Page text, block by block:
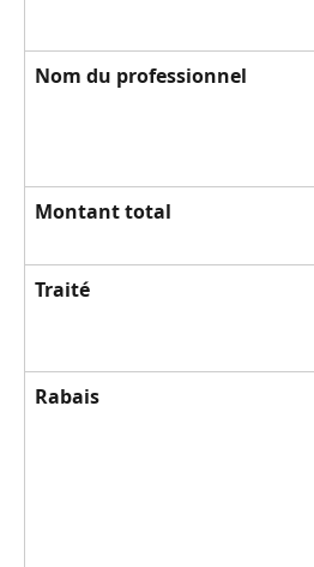
Nom du professionnel
Montant total
Traité
Rabais